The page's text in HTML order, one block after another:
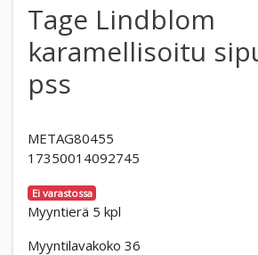
Tage Lindblom
karamellisoitu
pss
METAG80455
17350014092745
Ei varastossa
Myyntierä 5 kpl
Myyntilavakoko 36